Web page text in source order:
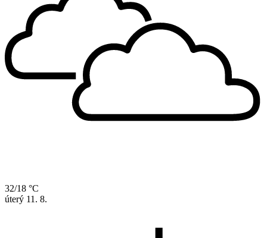
32/18 °C
úterý 11. 8.